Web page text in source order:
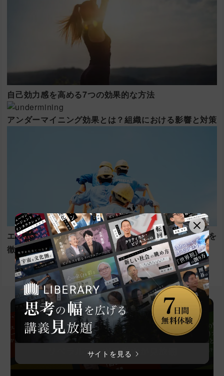
サイトを見る
自己効力感を高める7つの効果的な方法
アンダーマイニング効果とは？組織における影響と対策
エッセンシャルワーカーとは？重要性や課題、支援策を
徹底解説